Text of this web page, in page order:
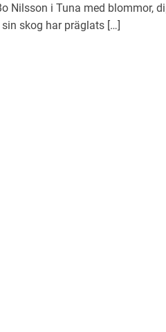
Nilsson i Tuna med blommor,
skog har präglats […]